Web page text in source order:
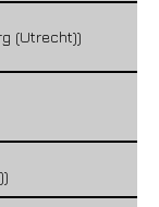
(Utrecht))